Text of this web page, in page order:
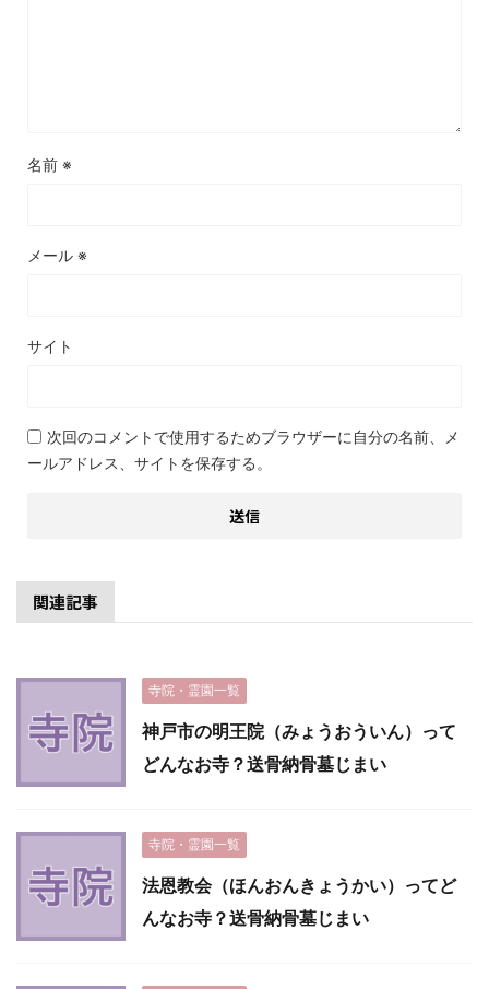
名前 ※
メール ※
サイト
次回のコメントで使用するためブラウザーに自分の名前、メ
ールアドレス、サイトを保存する。
関連記事
寺院・霊園一覧
神戸市の明王院（みょうおういん）って
どんなお寺？送骨納骨墓じまい
寺院・霊園一覧
法恩教会（ほんおんきょうかい）ってど
んなお寺？送骨納骨墓じまい